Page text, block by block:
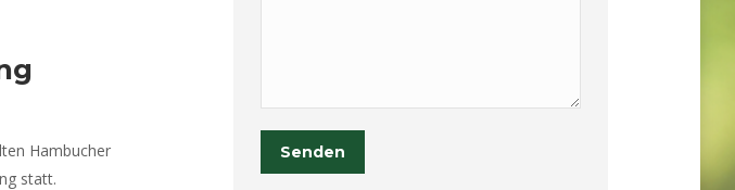
Hambucher
statt.
Senden